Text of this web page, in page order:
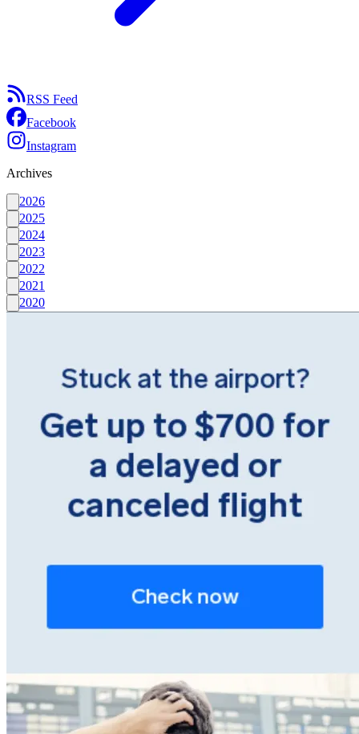
RSS Feed
Facebook
Instagram
Archives
2026
2025
2024
2023
2022
2021
2020